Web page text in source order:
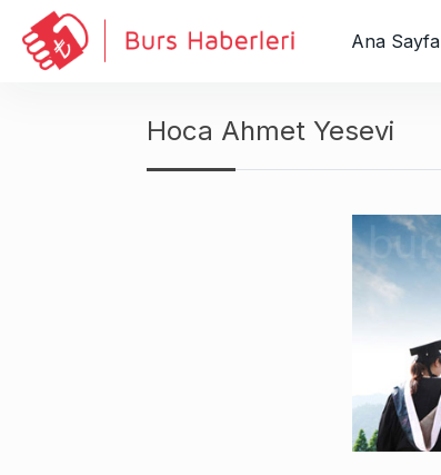
Ana Sayfa
Hoca Ahmet Yesevi